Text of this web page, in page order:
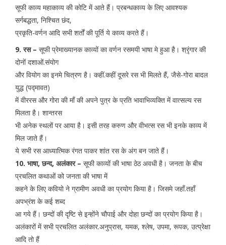
सूफी काव्य महाकाव्य की कोटि में आते हैं। प्रबन्धकाव्य के लिए आवश्यक
सर्गबद्धता, निश्चित छंद,
प्रकृति-वर्णन आदि सभी शर्तों की पूर्ति ये काव्य करते हैं।
9. रस – सूफी प्रेमाख्यानक काव्यों का वर्णन रसमयी भाषा मे हुआ है। श्रृंगार की
दोनों दशाओं.संयोग
और वियोग का इनमे चित्रण है। कहीं.कहीं दूसरे रस भी मिलते हैं, जैसे-गोरा बादल
युद्ध (पद्मावत)
में वीररस और गोरा की माँ की अपने पुत्र के प्रति भावाभिव्यक्ति में वात्सल्य रस
मिलता है। शान्तरस
भी अनेक स्थलों पर आया है। इसी तरह करुण और वीभत्स रस भी इनके काव्य में
मिल जाते हैं।
ये सभी रस आध्यात्मिक रंगत पाकर शांत रस के अंग बन जाते हैं।
10. भाषा, छन्द, अलंकार – सूफी काव्यों की भाषा ठेठ अवधी है। जनता के बीच
प्रचलित कथाओं को जनता की भाषा में
कहने के लिए कवियो ने ग्रामीण अवधी का प्रयोग किया है। जिसमे जहाँ.तहाँ
अपभ्रंश के कई शब्द
आ गये हैं। छन्दों की दृष्टि से इन्होंने चौपाई और दोहा छन्दों का प्रयोग किया है।
अलंकारों में सभी प्रचलित अलंकार.अनुप्रास, यमक, श्लेष, उपमा, रूपक, उत्प्रेक्षा
आदि तो हैं